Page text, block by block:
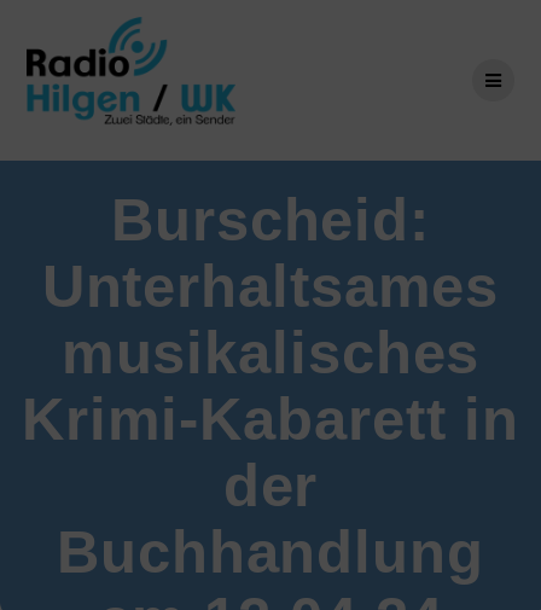
springen
Burscheid:
Unterhaltsames
musikalisches
Krimi-Kabarett in
der
Buchhandlung